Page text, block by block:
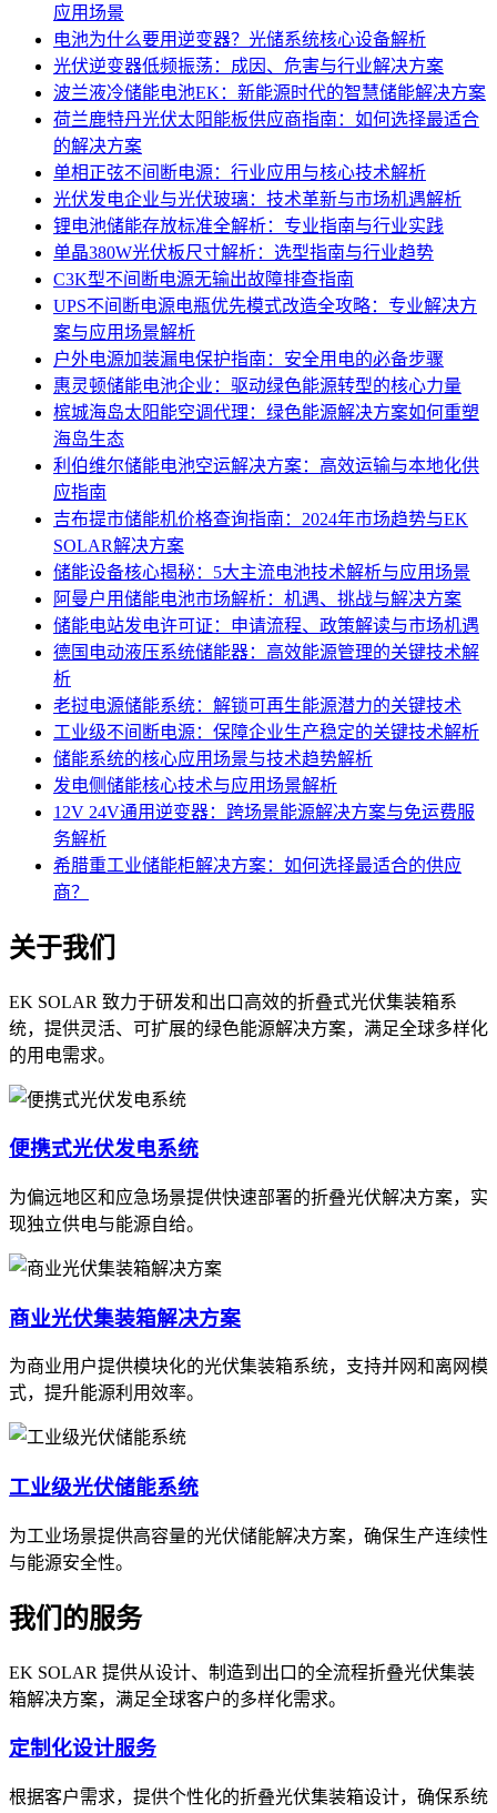
应用场景
电池为什么要用逆变器？光储系统核心设备解析
光伏逆变器低频振荡：成因、危害与行业解决方案
波兰液冷储能电池EK：新能源时代的智慧储能解决方案
荷兰鹿特丹光伏太阳能板供应商指南：如何选择最适合
的解决方案
单相正弦不间断电源：行业应用与核心技术解析
光伏发电企业与光伏玻璃：技术革新与市场机遇解析
锂电池储能存放标准全解析：专业指南与行业实践
单晶380W光伏板尺寸解析：选型指南与行业趋势
C3K型不间断电源无输出故障排查指南
UPS不间断电源电瓶优先模式改造全攻略：专业解决方
案与应用场景解析
户外电源加装漏电保护指南：安全用电的必备步骤
惠灵顿储能电池企业：驱动绿色能源转型的核心力量
槟城海岛太阳能空调代理：绿色能源解决方案如何重塑
海岛生态
利伯维尔储能电池空运解决方案：高效运输与本地化供
应指南
吉布提市储能机价格查询指南：2024年市场趋势与EK
SOLAR解决方案
储能设备核心揭秘：5大主流电池技术解析与应用场景
阿曼户用储能电池市场解析：机遇、挑战与解决方案
储能电站发电许可证：申请流程、政策解读与市场机遇
德国电动液压系统储能器：高效能源管理的关键技术解
析
老挝电源储能系统：解锁可再生能源潜力的关键技术
工业级不间断电源：保障企业生产稳定的关键技术解析
储能系统的核心应用场景与技术趋势解析
发电侧储能核心技术与应用场景解析
12V 24V通用逆变器：跨场景能源解决方案与免运费服
务解析
希腊重工业储能柜解决方案：如何选择最适合的供应
商？
关于我们
EK SOLAR 致力于研发和出口高效的折叠式光伏集装箱系
统，提供灵活、可扩展的绿色能源解决方案，满足全球多样化
的用电需求。
便携式光伏发电系统
为偏远地区和应急场景提供快速部署的折叠光伏解决方案，实
现独立供电与能源自给。
商业光伏集装箱解决方案
为商业用户提供模块化的光伏集装箱系统，支持并网和离网模
式，提升能源利用效率。
工业级光伏储能系统
为工业场景提供高容量的光伏储能解决方案，确保生产连续性
与能源安全性。
我们的服务
EK SOLAR 提供从设计、制造到出口的全流程折叠光伏集装
箱解决方案，满足全球客户的多样化需求。
定制化设计服务
根据客户需求，提供个性化的折叠光伏集装箱设计，确保系统